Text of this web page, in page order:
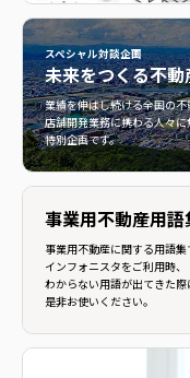
スペシャル対談企画
未来をつくる不動
業績を伸ばし続ける全国の不
店舗開発業務に携わる人々に
特別企画です。
不動産会社・店舗開
事業用不動産用語
事業用不動産に関する用語集
インフォニスタをご利用時、
わからない用語が出てきた際
是非お使いください。